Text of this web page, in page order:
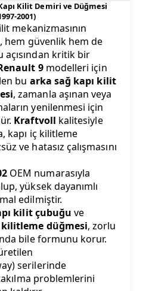
Kilit Demiri ve Düğmesi
2001)
mekanizmasının
hem güvenlik hem de
açısından kritik bir
9modelleri için
bu arka sağ kapı kilit
, zamanla aşınan veya
yenilenmesi için
Kraftvoll kalitesiyle
kapı iç kilitleme
ve hatasız çalışmasını
OEM numarasıyla
yüksek dayanımlı
edilmiştir.
kilit çubuğu ve
kilitleme düğmesi, zorlu
bile formunu korur.
serilerinde
problemlerini